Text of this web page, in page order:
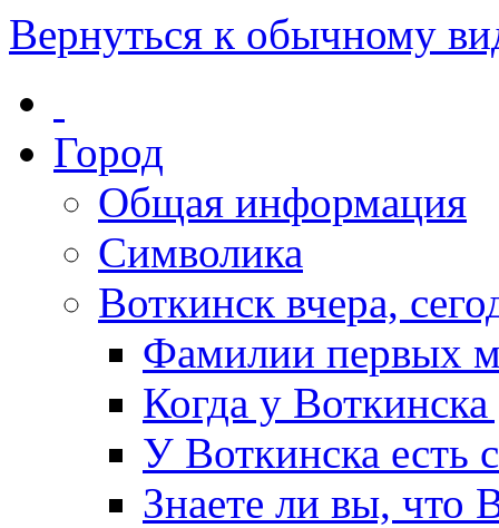
Вернуться к обычному
Город
Общая информация
Символика
Воткинск вчера,
Фамилии первых
Когда у
У Воткинска есть
Знаете ли вы, что